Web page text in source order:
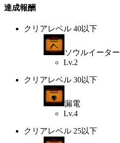
達成報酬
クリアレベル 40以下
ソウルイーター
Lv.2
クリアレベル 30以下
漏電
Lv.4
クリアレベル 25以下